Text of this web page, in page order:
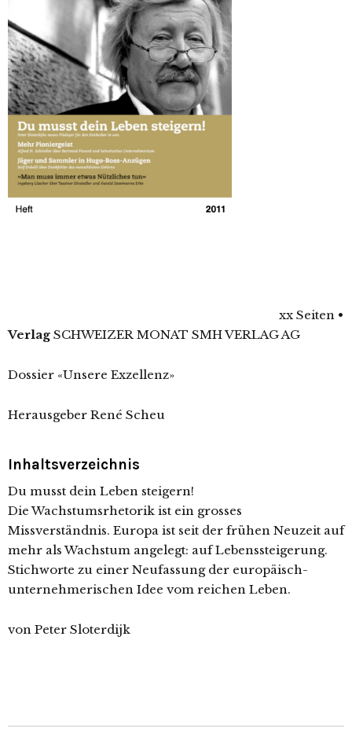
xx Seiten •
Verlag SCHWEIZER MONAT SMH VERLAG AG
Dossier «Unsere Exzellenz»
Herausgeber René Scheu
Inhaltsverzeichnis
Du musst dein Leben steigern!
Die Wachstumsrhetorik ist ein grosses
Missverständnis. Europa ist seit der frühen Neuzeit auf
mehr als Wachstum angelegt: auf Lebenssteigerung.
Stichworte zu einer Neufassung der europäisch-
unternehmerischen Idee vom reichen Leben.
von Peter Sloterdijk